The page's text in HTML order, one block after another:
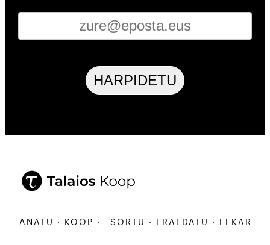
HARPIDETU
· KOOP · SORTU · ERALDATU ·